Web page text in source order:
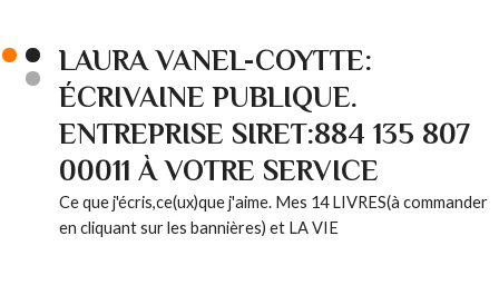
LAURA VANEL-COYTTE:
ÉCRIVAINE PUBLIQUE.
ENTREPRISE SIRET:884 135 807
00011 À VOTRE SERVICE
Ce que j'écris,ce(ux)que j'aime. Mes 14 LIVRES(à commander
en cliquant sur les bannières) et LA VIE